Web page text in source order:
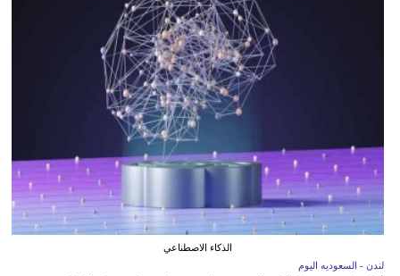
الذكاء الاصطناعي
لندن - السعوديه اليوم